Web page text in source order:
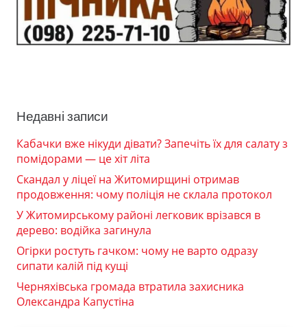
Недавні записи
Кабачки вже нікуди дівати? Запечіть їх для салату з
помідорами — це хіт літа
Скандал у ліцеї на Житомирщині отримав
продовження: чому поліція не склала протокол
У Житомирському районі легковик врізався в
дерево: водійка загинула
Огірки ростуть гачком: чому не варто одразу
сипати калій під кущі
Черняхівська громада втратила захисника
Олександра Капустіна